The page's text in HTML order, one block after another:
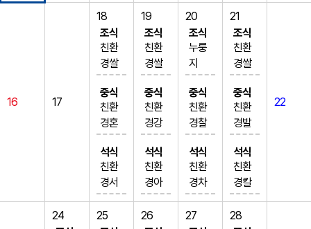
(13)
릭마
요미
트볼
(1.2.
5.6.1
0.12.1
6.18)
배추
김치
(9)
딸기
사과
아이
스크
음 (1.
2.5.6.
10.13.
15.1
6)
섞박
지
(9)
보리
과자
(5.6)
(9)
골드
키위
&코
코젤
리
5.16.1
8)
배추
김치
(9)
요구
르트
(2)
스틱
단무
지
5.6.
8.9.1
7.18)
배추
김치
(9)
제주
감귤
주스
(13)
트볼
16.1
스 (2.
5.6.1
물국
참나
고추
잡채
(5.6)
간장
비엔
나감
어묵
조림
(5.6.1
3.18)
궁중
식너
비아
니구
이 (1.
2.5.6.
10.12.
15.16.
18)
배추
(5.6.
9)
오이
부추
무침
짜장
불고
기 (1.
2.5.6.
10.15.
16)
섞박
지
(9)
로틴
밥
뼈다
귀해
장국
(5.6.1
0)
스크
에그
(1.2)
치킨
너겟
(1.2.
볶음
(5.6.1
0)
소시
지전
(1.5.
6.10)
배추
김치
(9)
블루
베리
요거
트팬
추장
찌개
(5.6.1
0)
메추
장조
림 (1.
5.6)
무채
장아
찌 (5.
6.8.
9.18)
통살
밥
한방
닭곰
탕 (1
5)
간장
두부
조림
순대
채소
볶음
(2.5.
6.10.1
(2.5.
6.12.1
3.15.1
6.18)
파프
리카
연근
어묵
전 (1.
5.6)
배추
김치
(9)
국산
프 (2.
5.6.1
3.16)
돼지
고기
찜 (5.
6.9.1
0)
비름
나물
무침
(5.6)
하트
미니
종합
어묵
탕 (1.
5.6)
소시
지야
채볶
음 (2.
0.12.1
3.15.1
6)
돼지
갈비
(5.6.1
0.12.1
5.16)
데리
야끼
목살
구이
(5.6.1
0.13)
배추
김치
(9)
피치
요거
국 (1.
5.6.1
0.16.1
8)
오징
무침
(5.6.1
3.17)
블루
베리
무피
클
후추
치킨
곡밥
(5)
한우
사골
우거
지국
(5.6.1
6)
달걀
찜 (1.
5.6)
콩불
(콩나
16 17
18
조식
친환
경쌀
밥
돼지
고기
짬뽕
6.10.1
7.18)
간장
닭조
림 (2.
중식
친환
경혼
합잡
곡밥
(5)
한우
사골
떡국
석식
친환
경서
리태
밥
19
조식
친환
경쌀
밥
감자
달걀
국 (1.
소시
지야
채볶
음 (2.
5.6.1
중식
친환
경강
황밥
꽃게
탕 (5.
6.8.
9.17)
매콤
석식
친환
경아
미노
찹쌀
20
조식
누룽
지
친환
경쌀
밥
동태
6)
고추
장돼
지고
기볶
중식
친환
경찰
보리
밥
팽이
장국
(5.6)
로제
석식
친환
경차
조밥
육개
21
조식
친환
경쌀
밥
청국
장찌
개 (5.
0)
꽁치
김치
조림
(5.6.
중식
친환
경발
아찰
현미
밥
어묵
탕 (5.
6)
석식
친환
경칼
슘찹
쌀밥
22
24
25
26
27
28